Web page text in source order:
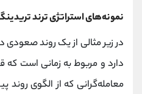
نمونه‌های استراتژی ترند
در زیر مثالی از یک روند صعودی
دارد و مربوط به زمانی است که
معامله‌گرانی که از الگوی